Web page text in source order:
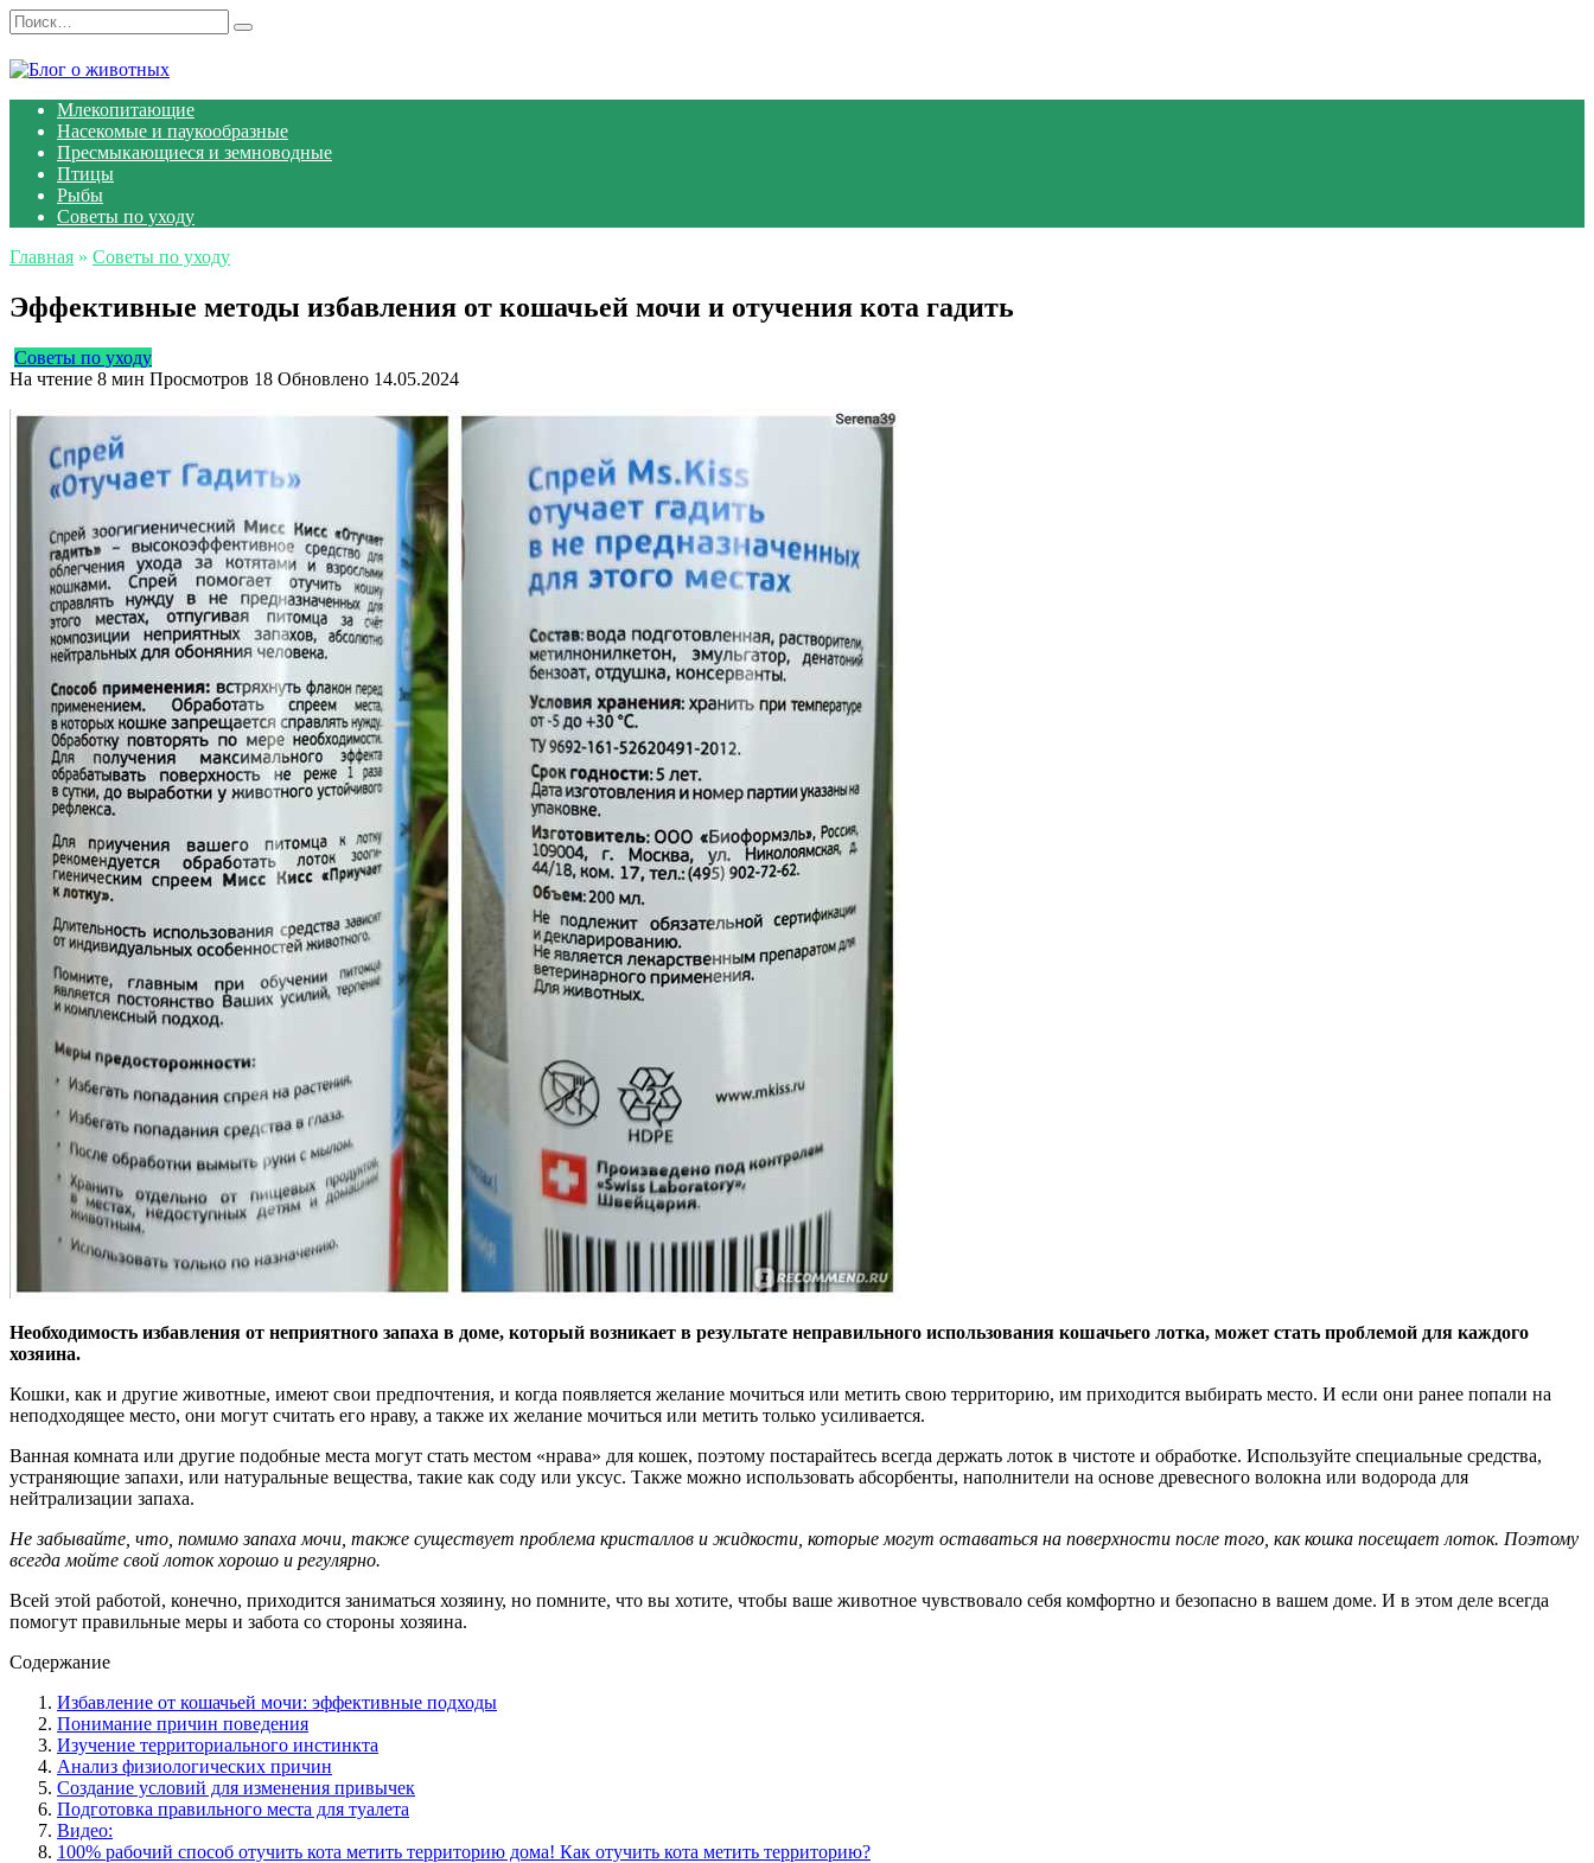
Перейти
к
содержанию
Search
for:
Млекопитающие
Насекомые и паукообразные
Пресмыкающиеся и земноводные
Птицы
Рыбы
Советы по уходу
Главная » Советы по уходу
Эффективные методы избавления от кошачьей мочи и отучения кота гадить
Советы по уходу
На чтение 8 мин Просмотров 18 Обновлено 14.05.2024
Необходимость избавления от неприятного запаха в доме, который возникает в результате неправильного использования кошачьего лотка, может стать проблемой для каждого
хозяина.
Кошки, как и другие животные, имеют свои предпочтения, и когда появляется желание мочиться или метить свою территорию, им приходится выбирать место. И если они ранее попали на
неподходящее место, они могут считать его нраву, а также их желание мочиться или метить только усиливается.
Ванная комната или другие подобные места могут стать местом «нрава» для кошек, поэтому постарайтесь всегда держать лоток в чистоте и обработке. Используйте специальные средства,
устраняющие запахи, или натуральные вещества, такие как соду или уксус. Также можно использовать абсорбенты, наполнители на основе древесного волокна или водорода для
нейтрализации запаха.
Не забывайте, что, помимо запаха мочи, также существует проблема кристаллов и жидкости, которые могут оставаться на поверхности после того, как кошка посещает лоток. Поэтому
всегда мойте свой лоток хорошо и регулярно.
Всей этой работой, конечно, приходится заниматься хозяину, но помните, что вы хотите, чтобы ваше животное чувствовало себя комфортно и безопасно в вашем доме. И в этом деле всегда
помогут правильные меры и забота со стороны хозяина.
Содержание
Избавление от кошачьей мочи: эффективные подходы
Понимание причин поведения
Изучение территориального инстинкта
Анализ физиологических причин
Создание условий для изменения привычек
Подготовка правильного места для туалета
Видео:
100% рабочий способ отучить кота метить территорию дома! Как отучить кота метить территорию?